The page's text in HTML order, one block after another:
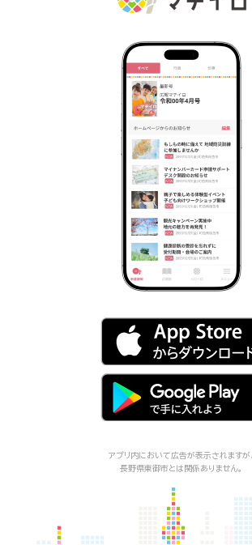
アプリ内において広告が表示されますが、
長野県東御市とは関係ありません。